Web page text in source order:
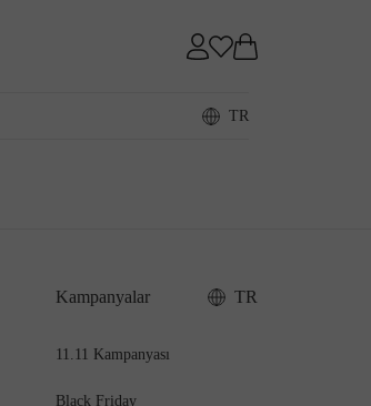
TR
Kampanyalar
11.11 Kampanyası
Black Friday
TR